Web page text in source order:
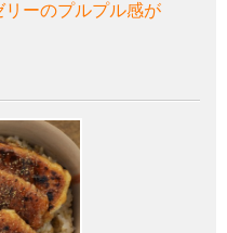
ーのプルプル感が